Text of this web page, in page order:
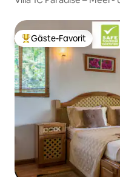
Beliebter Gäste-Favorit.
Gäste-Favorit